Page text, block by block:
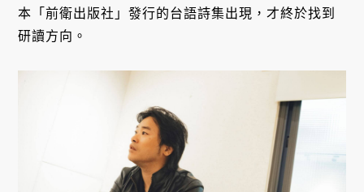
本「前衛出版社」發行的台語詩集出現，才終於找到
研讀方向。